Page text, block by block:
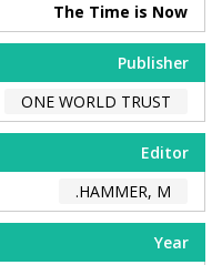
The Time is Now
Publisher
ONE WORLD TRUST
Editor
HAMMER, M.
Year